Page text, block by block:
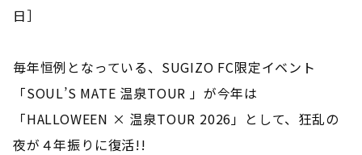
日］
毎年恒例となっている、SUGIZO FC限定イベント
「SOUL’S MATE 温泉TOUR 」が今年は
「HALLOWEEN × 温泉TOUR 2026」として、狂乱の
夜が４年振りに復活!!